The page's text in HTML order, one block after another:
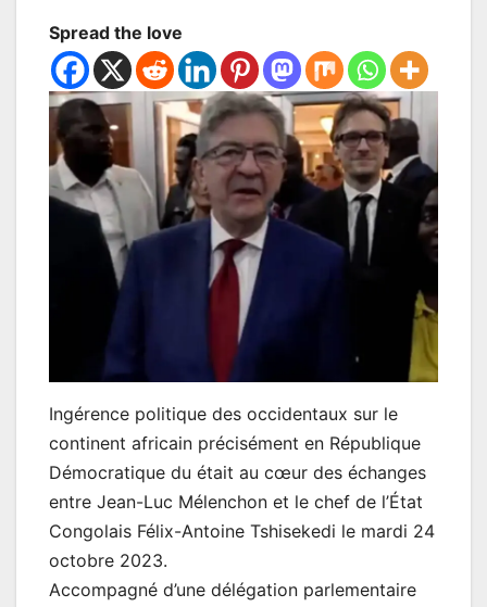
Spread the love
Ingérence politique des occidentaux sur le
continent africain précisément en République
Démocratique du était au cœur des échanges
entre Jean-Luc Mélenchon et le chef de l’État
Congolais Félix-Antoine Tshisekedi le mardi 24
octobre 2023.
Accompagné d’une délégation parlementaire